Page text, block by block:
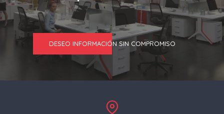
DESEO INFORMACIÓN SIN COMPROMISO